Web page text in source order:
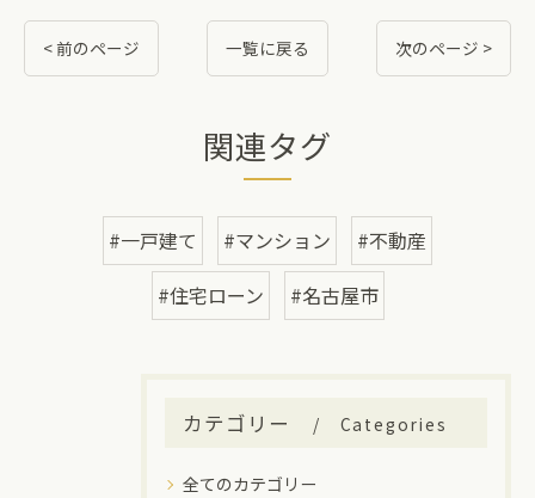
< 前のページ 一覧に戻る 次のページ >
関連タグ
#一戸建て #マンション
#不動産
#住宅ローン
#名古屋市
カテゴリー Categories
全てのカテゴリー